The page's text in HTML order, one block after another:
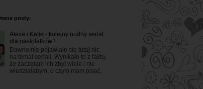
posty:
Alexa i Katie - kolejny nudny serial
dla nastolatków?
Dawno nie pojawiało się tutaj nic
na temat seriali. Wynikało to z faktu,
że zaczęłam ich zbyt wiele i nie
wiedziałabym, o czym mam pisać,